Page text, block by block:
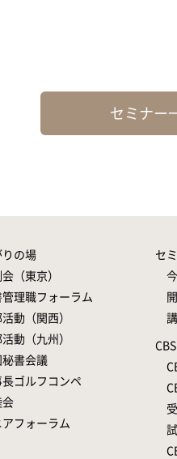
セミナー
の場
（東京）
理職フォーラム
動（関西）
動（九州）
書会議
ゴルフコンペ
フォーラム
セ